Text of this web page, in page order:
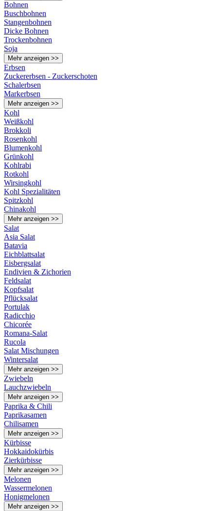
Bohnen
Buschbohnen
Stangenbohnen
Dicke Bohnen
Trockenbohnen
Soja
Mehr anzeigen >>
Erbsen
Zuckererbsen - Zuckerschoten
Schalerbsen
Markerbsen
Mehr anzeigen >>
Kohl
Weißkohl
Brokkoli
Rosenkohl
Blumenkohl
Grünkohl
Kohlrabi
Rotkohl
Wirsingkohl
Kohl Spezialitäten
Spitzkohl
Chinakohl
Mehr anzeigen >>
Salat
Asia Salat
Batavia
Eichblattsalat
Eisbergsalat
Endivien & Zichorien
Feldsalat
Kopfsalat
Pflücksalat
Portulak
Radicchio
Chicorée
Romana-Salat
Rucola
Salat Mischungen
Wintersalat
Mehr anzeigen >>
Zwiebeln
Lauchzwiebeln
Mehr anzeigen >>
Paprika & Chili
Paprikasamen
Chilisamen
Mehr anzeigen >>
Kürbisse
Hokkaidokürbis
Zierkürbisse
Mehr anzeigen >>
Melonen
Wassermelonen
Honigmelonen
Mehr anzeigen >>